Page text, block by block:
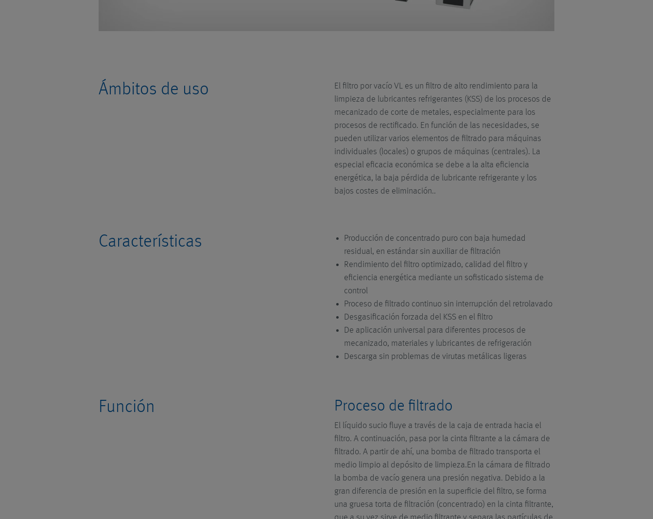
Ámbitos de uso
El filtro por vacío VL es un filtro de alto rendimiento para la
limpieza de lubricantes refrigerantes (KSS) de los procesos de
mecanizado de corte de metales, especialmente para los
procesos de rectificado. En función de las necesidades, se
pueden utilizar varios elementos de filtrado para máquinas
individuales (locales) o grupos de máquinas (centrales). La
especial eficacia económica se debe a la alta eficiencia
energética, la baja pérdida de lubricante refrigerante y los
bajos costes de eliminación..
Características
Producción de concentrado puro con baja humedad
residual, en estándar sin auxiliar de filtración
Rendimiento del filtro optimizado, calidad del filtro y
eficiencia energética mediante un sofisticado sistema de
control
Proceso de filtrado continuo sin interrupción del retrolavado
Desgasificación forzada del KSS en el filtro
De aplicación universal para diferentes procesos de
mecanizado, materiales y lubricantes de refrigeración
Descarga sin problemas de virutas metálicas ligeras
Función Proceso de filtrado
El líquido sucio fluye a través de la caja de entrada hacia el
filtro. A continuación, pasa por la cinta filtrante a la cámara de
filtrado. A partir de ahí, una bomba de filtrado transporta el
medio limpio al depósito de limpieza.En la cámara de filtrado
la bomba de vacío genera una presión negativa. Debido a la
gran diferencia de presión en la superficie del filtro, se forma
una gruesa torta de filtración (concentrado) en la cinta filtrante,